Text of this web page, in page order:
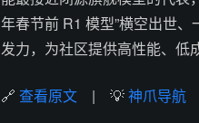
年春节前 R1 模型”横空出世
发力，为社区提供高性能、低
🔗 查看原文 | 💡神爪导航